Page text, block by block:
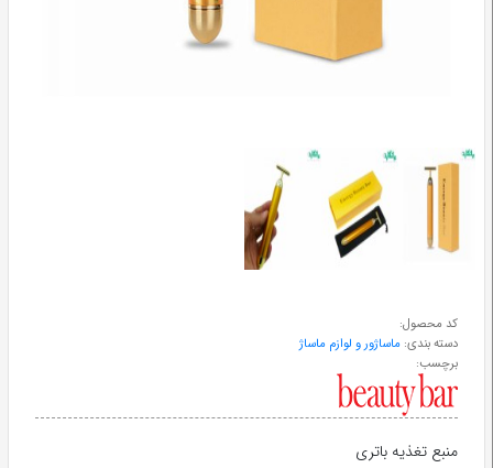
پزشکی
و
درمانی
ابزار
جراحی
کد محصول:
دسته بندی: ماساژور و لوازم ماساژ
برچسب:
منبع تغذیه باتری